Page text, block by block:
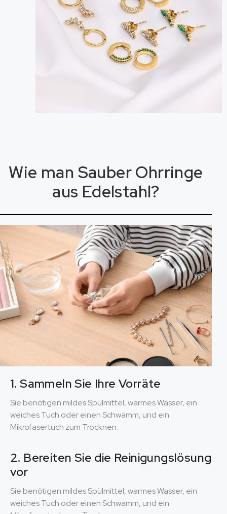
Wie man SauberOhrringe
aus Edelstahl?
1. Sammeln Sie Ihre Vorräte
Sie benötigen mildes Spülmittel, warmes Wasser, ein
weiches Tuch oder einen Schwamm, und ein
Mikrofasertuch zum Trocknen.
2. Bereiten Sie die Reinigungslösung
vor
Sie benötigen mildes Spülmittel, warmes Wasser, ein
weiches Tuch oder einen Schwamm, und ein